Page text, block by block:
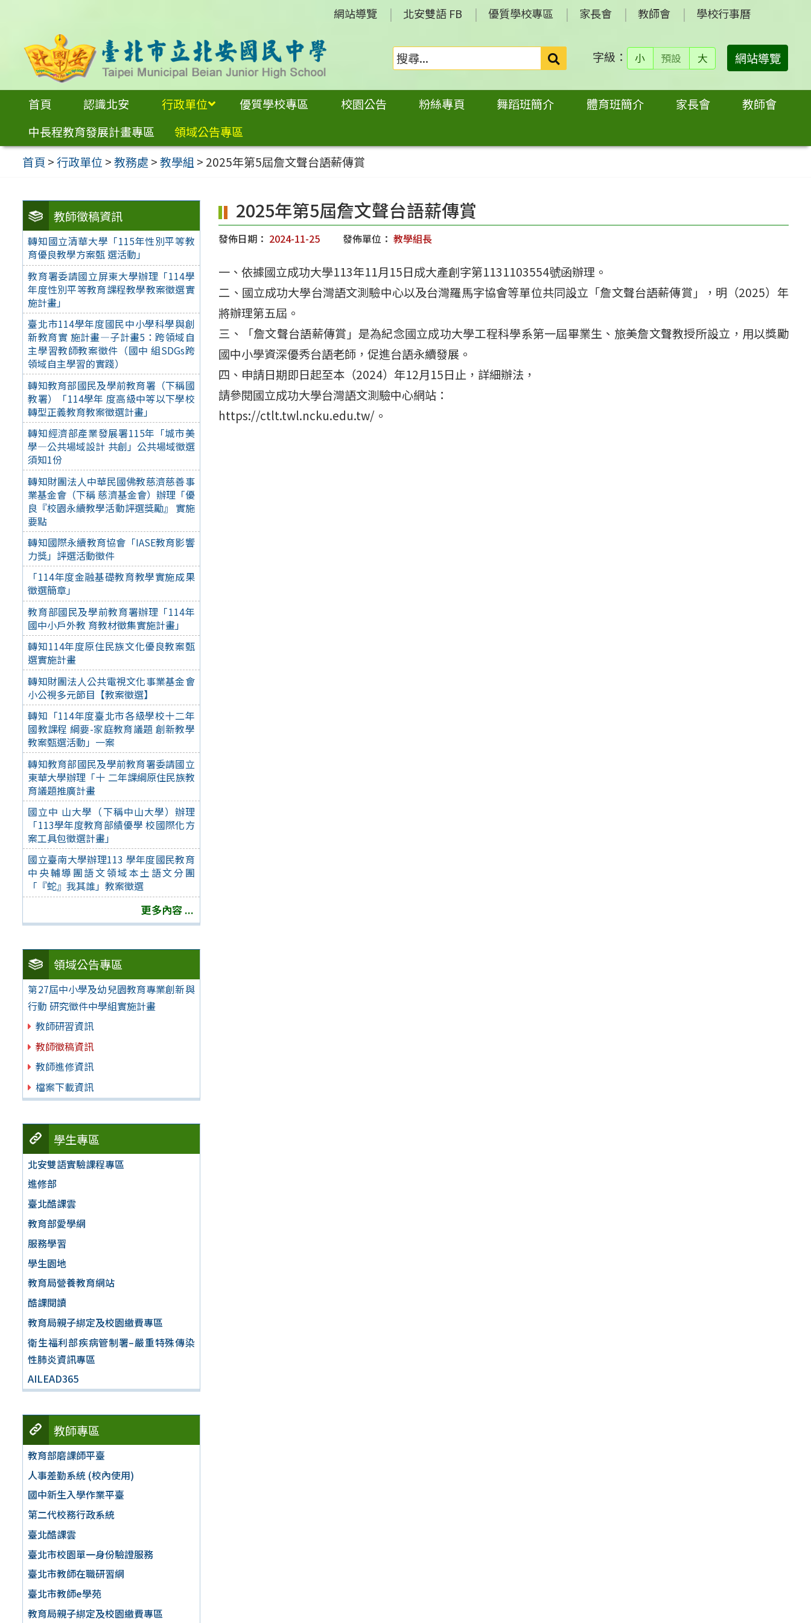
內
網站導覽 北安雙語 FB 優質學校專區 家長會 教師會 學校行事曆
搜
尋：
字級： 小 預設 大 網站導覽
首頁 認識北安 行政單位 優質學校專區 校園公告 粉絲專頁 舞蹈班簡介 體育班簡介 家長會
教師會
中長程教育發展計畫專區
領域公告專區
首頁 >行政單位 >教務處 >教學組 > 2025年第5屆詹文聲台語薪傳賞
教師徵稿資訊
轉知國立清華大學「115年性別平等教
育優良教學方案甄 選活動」
教育署委請國立屏東大學辦理「114學
年度性別平等教育課程教學教案徵選實
施計畫」
臺北市114學年度國民中小學科學與創
新教育實 施計畫—子計畫5：跨領域自
主學習教師教案徵件（國中 組SDGs跨
領域自主學習的實踐）
轉知教育部國民及學前教育署（下稱國
教署）「114學年 度高級中等以下學校
轉型正義教育教案徵選計畫」
轉知經濟部產業發展署115年「城市美
學—公共場域設計 共創」公共場域徵選
須知1份
轉知財團法人中華民國佛教慈濟慈善事
業基金會（下稱 慈濟基金會）辦理「優
良『校園永續教學活動評選獎勵』 實施
要點
轉知國際永續教育協會「IASE教育影響
力獎」評選活動徵件
「114年度金融基礎教育教學實施成果
徵選簡章」
教育部國民及學前教育署辦理「114年
國中小戶外教 育教材徵集實施計畫」
轉知114年度原住民族文化優良教案甄
選實施計畫
轉知財團法人公共電視文化事業基金會
小公視多元節目【教案徵選】
轉知「114年度臺北市各級學校十二年
國教課程 綱要-家庭教育議題 創新教學
教案甄選活動」一案
轉知教育部國民及學前教育署委請國立
東華大學辦理「十 二年課綱原住民族教
育議題推廣計畫
國立中 山大學（下稱中山大學）辦理
「113學年度教育部績優學 校國際化方
案工具包徵選計畫」
國立臺南大學辦理113 學年度國民教育
中央輔導團語文領域本土語文分團
「『蛇』我其誰」教案徵選
更多內容 ...
領域公告專區
第27屆中小學及幼兒園教育專業創新與
行動 研究徵件中學組實施計畫
教師研習資訊
教師徵稿資訊
教師進修資訊
檔案下載資訊
學生專區
北安雙語實驗課程專區
進修部
臺北酷課雲
教育部愛學網
服務學習
學生園地
教育局營養教育網站
酷課閱讀
教育局親子綁定及校園繳費專區
衛生福利部疾病管制署–嚴重特殊傳染
性肺炎資訊專區
AILEAD365
教師專區
教育部磨課師平臺
人事差勤系統 (校內使用)
國中新生入學作業平臺
第二代校務行政系統
臺北酷課雲
臺北市校園單一身份驗證服務
臺北市教師在職研習網
臺北市教師e學苑
教育局親子綁定及校園繳費專區
2025年第5屆詹文聲台語薪傳賞
發佈日期： 2024-11-25 發佈單位： 教學組長
一、依據國立成功大學113年11月15日成大產創字第1131103554號函辦理。
二、國立成功大學台灣語文測驗中心以及台灣羅馬字協會等單位共同設立「詹文聲台語薪傳賞」，明（2025）年
將辦理第五屆。
三、「詹文聲台語薪傳賞」是為紀念國立成功大學工程科學系第一屆畢業生、旅美詹文聲教授所設立，用以獎勵
國中小學資深優秀台語老師，促進台語永續發展。
四、申請日期即日起至本（2024）年12月15日止，詳細辦法，
請參閱國立成功大學台灣語文測驗中心網站：
https://ctlt.twl.ncku.edu.tw/。